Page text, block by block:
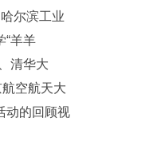
尔滨工业
“羊羊
清华大
航空航天大
动的回顾视